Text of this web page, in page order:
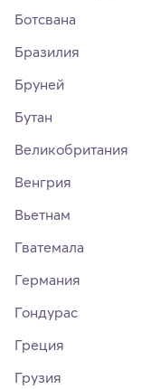
Ботсвана
Бразилия
Бруней
Бутан
Великобритания
Венгрия
Вьетнам
Гватемала
Германия
Гондурас
Греция
Грузия